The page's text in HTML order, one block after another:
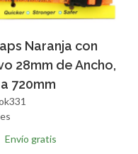
Vista Rapida
Naranja con
28mm de Ancho,
720mm
Envío gratis